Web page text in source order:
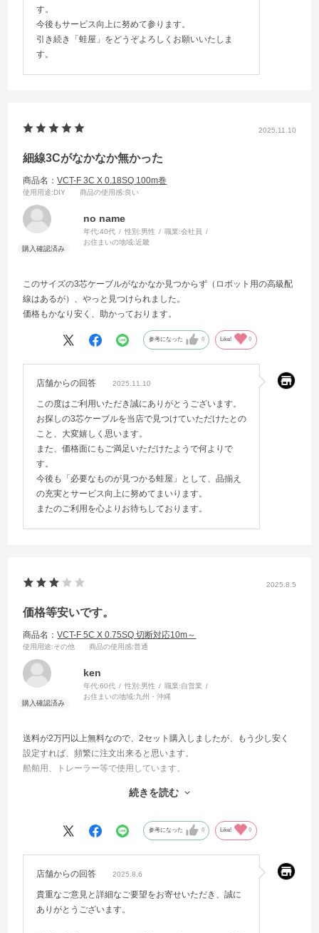
す。
今後もサービス向上に努めて参ります。
引き続き「蛙屋」をどうぞよろしくお願いいたしま
す。
2025.11.10
細線3Cがなかなか無かった
商品名：VCT-F 3C X 0.18SQ 100m巻
使用用途:DIY 商品の使用感:良い
no name
年代:40代 性別:男性 職業:会社員
お住まいの地域:近畿
このサイズの3芯ケーブルがなかなか見つからず（ロボット用の高級配
線はあるが）、やっと見つけられました。
価格もかなり安く、助かっております。
参考になった 0 Like! 0
店舗からの回答 2025.11.10
この度はご利用いただき誠にありがとうございます。
お探しの3芯ケーブルを当店で見つけていただけたとの
こと、大変嬉しく思います。
また、価格面にもご満足いただけたようで何よりで
す。
今後も「必要なものが見つかる蛙屋」として、品揃え
の充実とサービス向上に努めてまいります。
またのご利用を心よりお待ちしております。
2025.8.5
価格等安いです。
商品名：VCT-F 5C X 0.75SQ 切断対応10m～
使用用途:その他 商品の使用感:普通
ken
年代:60代 性別:男性 職業:自営業
お住まいの地域:九州・沖縄
送料が2万円以上無料なので、2セット購入しましたが、もう少し安く
設定すれば、頻繁に注文出来ると思います。
船舶用、トレーラー等で使用しています。
VCT-F 5C X 0.75SQ
VCTFK 2C X 0.75SQ
VCTFK 2C X 1.25SQ
続きを読む
参考になった 0 Like! 0
店舗からの回答 2025.8.6
貴重なご意見と詳細なご要望をお寄せいただき、誠に
ありがとうございます。